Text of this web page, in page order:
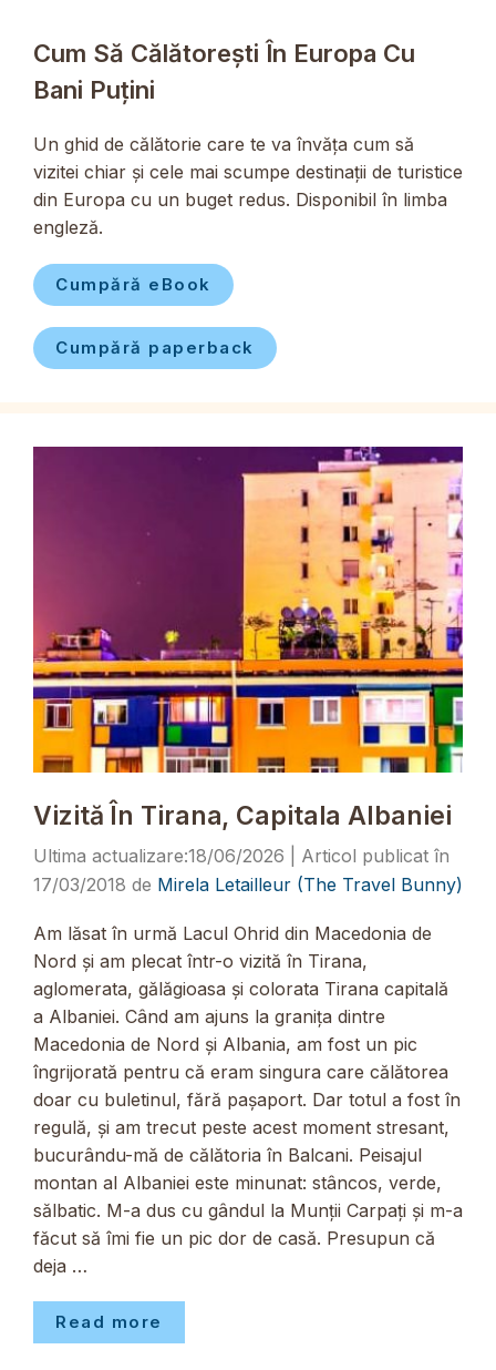
Cum Să Călătorești În Europa Cu
Bani Puțini
Un ghid de călătorie care te va învăța cum să
vizitei chiar și cele mai scumpe destinații de turistice
din Europa cu un buget redus. Disponibil în limba
engleză.
Cumpără eBook
Cumpără paperback
Vizită În Tirana, Capitala Albaniei
18/06/2026
17/03/2018 de Mirela Letailleur (The Travel Bunny)
Am lăsat în urmă Lacul Ohrid din Macedonia de
Nord și am plecat într-o vizită în Tirana,
aglomerata, gălăgioasa și colorata Tirana capitală
a Albaniei. Când am ajuns la granița dintre
Macedonia de Nord și Albania, am fost un pic
îngrijorată pentru că eram singura care călătorea
doar cu buletinul, fără pașaport. Dar totul a fost în
regulă, și am trecut peste acest moment stresant,
bucurându-mă de călătoria în Balcani. Peisajul
montan al Albaniei este minunat: stâncos, verde,
sălbatic. M-a dus cu gândul la Munții Carpați și m-a
făcut să îmi fie un pic dor de casă. Presupun că
deja …
Read more